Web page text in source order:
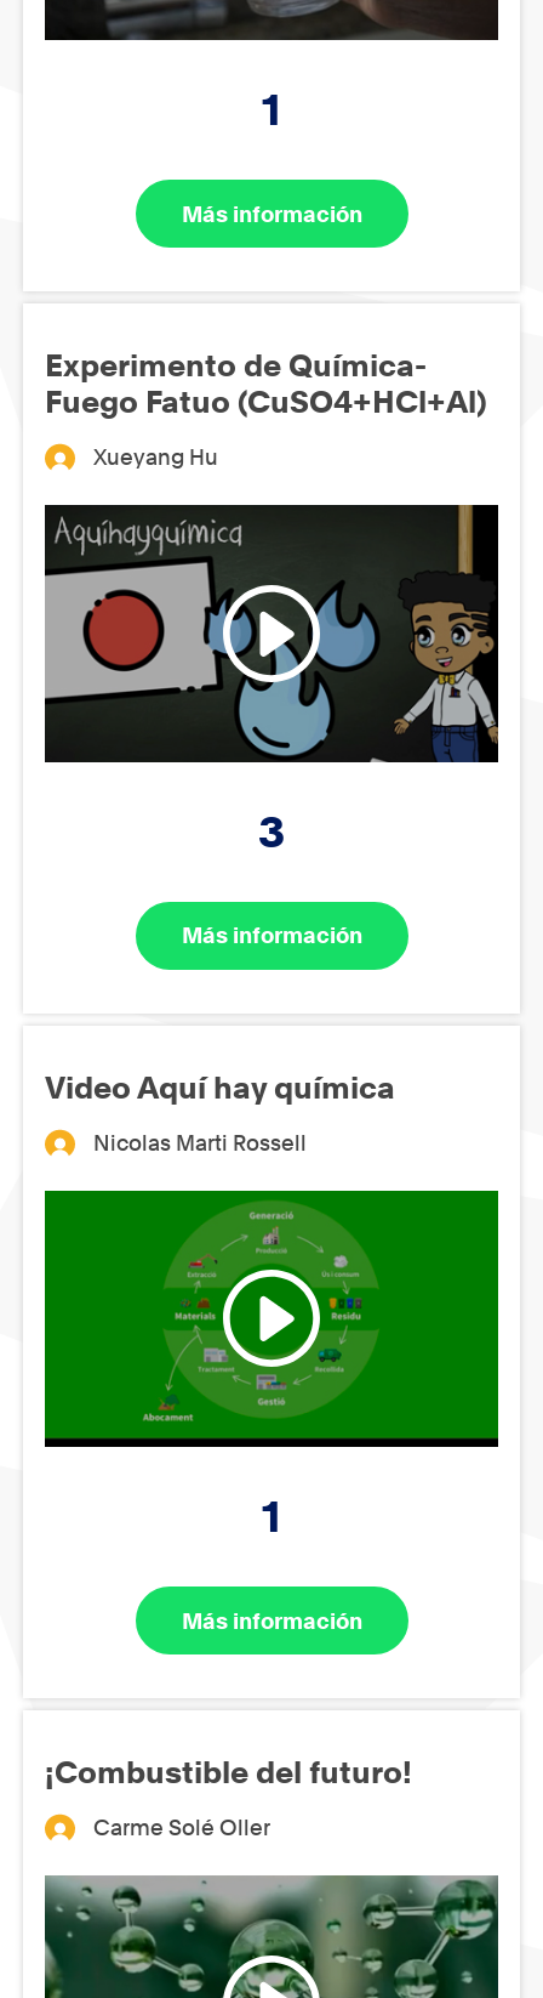
1
Más información
Experimento de Química-
Fuego Fatuo (CuSO4+HCl+Al)
Xueyang Hu
3
Más información
Video Aquí hay química
Nicolas Marti Rossell
1
Más información
¡Combustible del futuro!
Carme Solé Oller